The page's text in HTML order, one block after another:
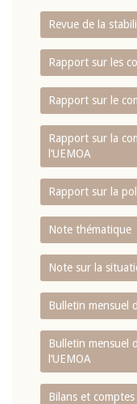
Revue de la
Rapport sur les
Rapport sur le
Rapport sur la
l‘UEMOA
Rapport sur la
Note thématique
Note sur la
Bulletin mensuel
Bulletin mensuel
l‘UEMOA
Bilans et